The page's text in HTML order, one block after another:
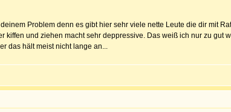
Problem denn es gibt hier sehr viele nette Leute die dir mit
und ziehen macht sehr deppressive. Das weiß ich nur zu gut
das hält meist nicht lange an...